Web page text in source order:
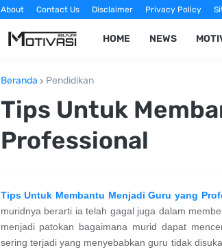
About Contact Us Disclaimer Privacy Policy
HOME NEWS
Beranda Pendidikan
Tips Untuk
Professional
Tips Untuk Membantu Menjadi Guru yang
muridnya berarti ia telah gagal juga dalam
menjadi patokan bagaimana murid dapat
sering terjadi yang menyebabkan guru tidak